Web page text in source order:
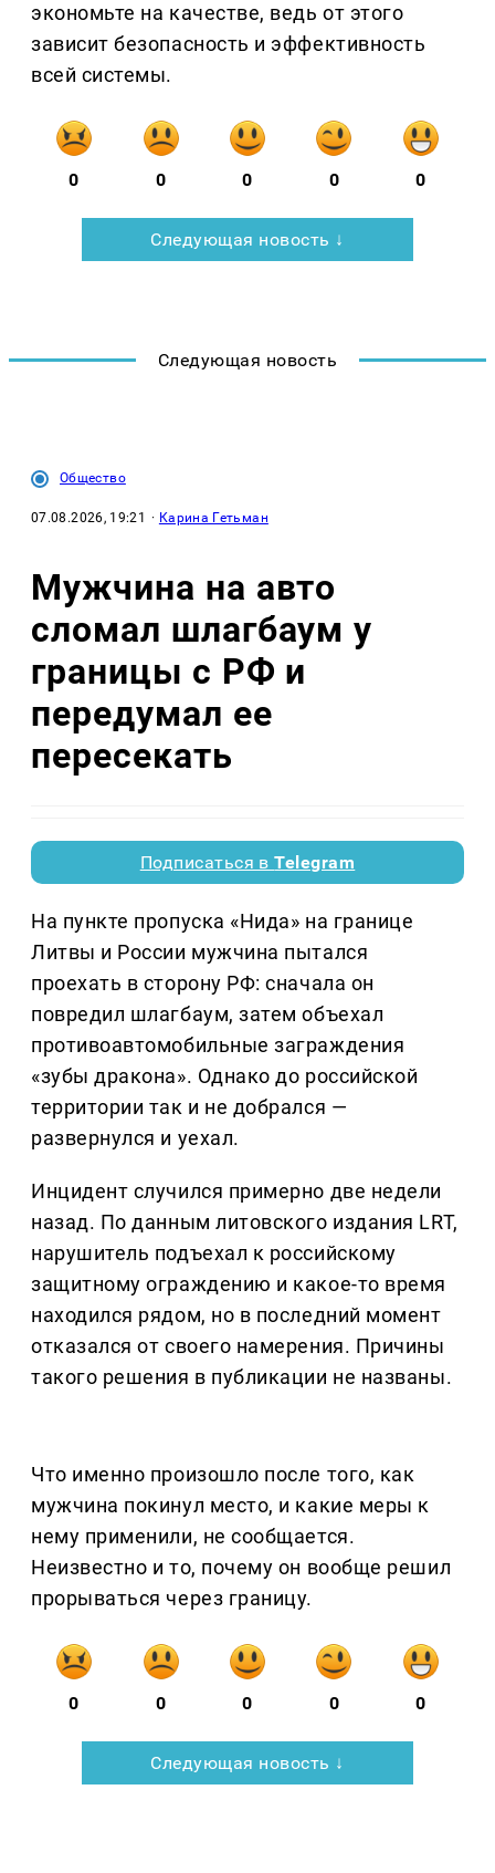
экономьте на качестве, ведь от этого
зависит безопасность и эффективность
всей системы.
0 0 0 0 0
Следующая новость ↓
Следующая новость
Общество
07.08.2026, 19:21 · Карина Гетьман
Мужчина на авто
сломал шлагбаум у
границы с РФ и
передумал ее
пересекать
Подписаться вTelegram
На пункте пропуска «Нида» на границе
Литвы и России мужчина пытался
проехать в сторону РФ: сначала он
повредил шлагбаум, затем объехал
противоавтомобильные заграждения
«зубы дракона». Однако до российской
территории так и не добрался —
развернулся и уехал.
Инцидент случился примерно две недели
назад. По данным литовского издания LRT,
нарушитель подъехал к российскому
защитному ограждению и какое-то время
находился рядом, но в последний момент
отказался от своего намерения. Причины
такого решения в публикации не названы.
Что именно произошло после того, как
мужчина покинул место, и какие меры к
нему применили, не сообщается.
Неизвестно и то, почему он вообще решил
прорываться через границу.
0 0 0 0 0
Следующая новость ↓